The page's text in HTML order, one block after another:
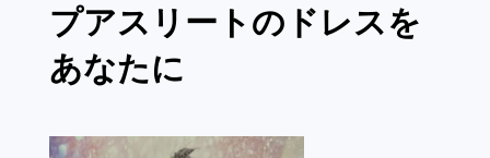
プアスリートのドレスを
あなたに